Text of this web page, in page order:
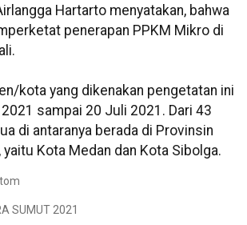
Hartarto menyatakan, bahwa
penerapan PPKM Mikro di
kota yang dikenakan pengetatan ini
sampai 20 Juli 2021. Dari 43
di antaranya berada di Provinsin
yaitu Kota Medan dan Kota Sibolga.
SUMUT 2021